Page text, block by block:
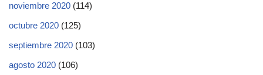
noviembre 2020 (114)
octubre 2020 (125)
septiembre 2020 (103)
agosto 2020 (106)